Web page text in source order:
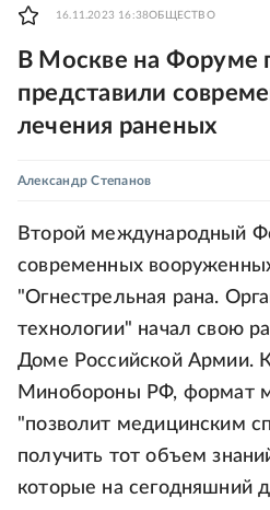
16.11.2023 16:38ОБЩЕСТВО
В Москве на Форуме
представили
лечения раненых
Александр Степанов
Второй международный
современных
"Огнестрельная рана.
технологии" начал свою
Доме Российской Армии.
Минобороны РФ, формат
"позволит медицинским
получить тот объем
которые на сегодняшний